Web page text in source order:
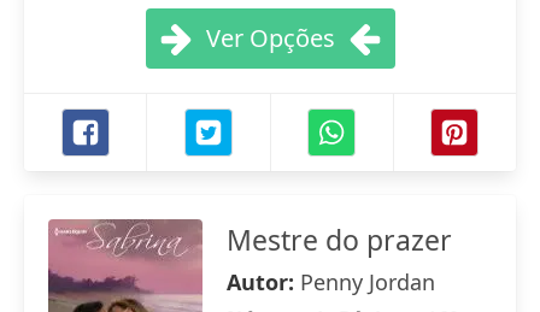
Ver Opções
Mestre do prazer
Autor: Penny Jordan